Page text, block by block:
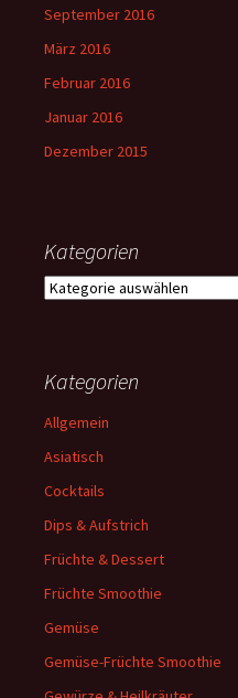
September 2016
März 2016
Februar 2016
Januar 2016
Dezember 2015
Kategorien
Kategorien
Kategorien
Allgemein
Asiatisch
Cocktails
Dips & Aufstrich
Früchte & Dessert
Früchte Smoothie
Gemüse
Gemüse-Früchte Smoothie